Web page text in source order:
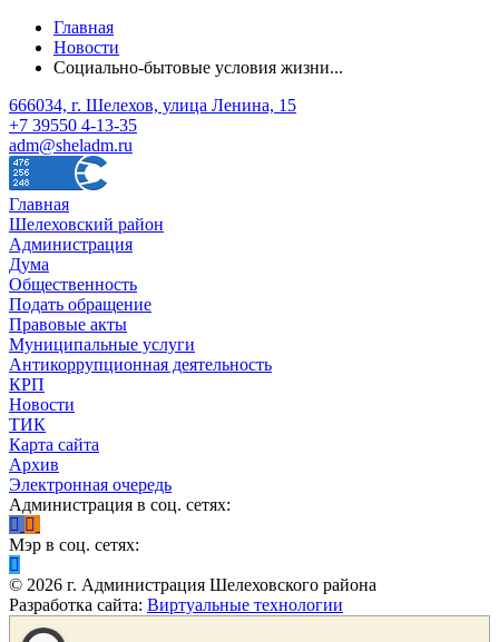
Главная
Новости
Социально-бытовые условия жизни...
666034, г. Шелехов, улица Ленина, 15
+7 39550 4-13-35
adm@sheladm.ru
Главная
Шелеховский район
Администрация
Дума
Общественность
Подать обращение
Правовые акты
Муниципальные услуги
Антикоррупционная деятельность
КРП
Новости
ТИК
Карта сайта
Архив
Электронная очередь
Администрация в соц. сетях:
Мэр в соц. сетях:
© 2026 г. Администрация Шелеховского района
Разработка сайта: Виртуальные технологии